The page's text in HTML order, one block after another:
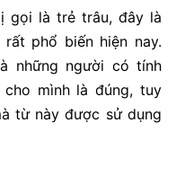
gọi là trẻ trâu, đây là
phổ biến hiện nay.
những người có tính
mình là đúng, tuy
từ này được sử dụng